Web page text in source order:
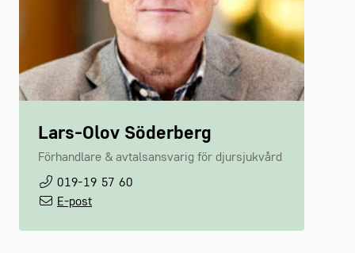
Lars-Olov Söderberg
Förhandlare & avtalsansvarig för djursjukvård
019-19 57 60
E-post